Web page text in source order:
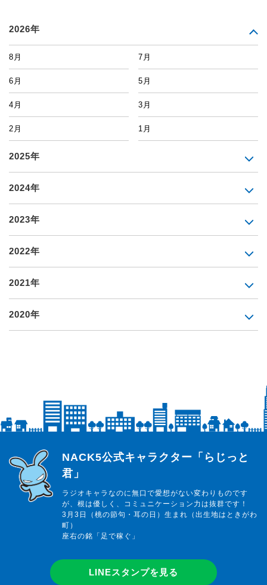
2026年
8月 7月
6月 5月
4月 3月
2月 1月
2025年
2024年
2023年
2022年
2021年
2020年
らじっと君
NACK5公式キャラクター「らじっと
君」
ラジオキャラなのに無口で愛想がない変わりものです
が、根は優しく、コミュニケーション力は抜群です！
3月3日（桃の節句・耳の日）生まれ（出生地はときがわ
町）
座右の銘「足で稼ぐ」
LINEスタンプを見る